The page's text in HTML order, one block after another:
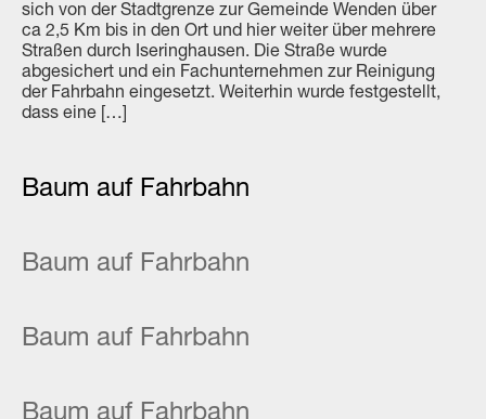
sich von der Stadtgrenze zur Gemeinde Wenden über
ca 2,5 Km bis in den Ort und hier weiter über mehrere
Straßen durch Iseringhausen. Die Straße wurde
abgesichert und ein Fachunternehmen zur Reinigung
der Fahrbahn eingesetzt. Weiterhin wurde festgestellt,
dass eine […]
Baum auf Fahrbahn
Baum auf Fahrbahn
Baum auf Fahrbahn